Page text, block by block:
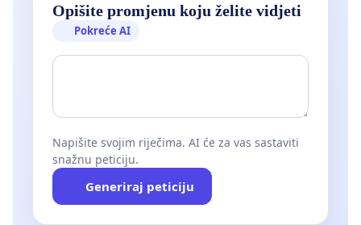
Opišite promjenu koju želite vidjeti
Pokreće AI
Napišite svojim riječima. AI će za vas sastaviti
snažnu peticiju.
Generiraj peticiju